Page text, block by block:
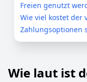
Freien genutzt
Wie viel kostet der
Zahlungsoptionen
Wie laut ist